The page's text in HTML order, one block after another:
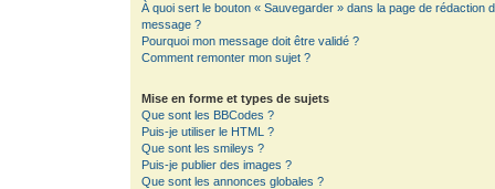
À quoi sert le bouton « Sauvegarder » dans la page de rédaction
message ?
Pourquoi mon message doit être validé ?
Comment remonter mon sujet ?
Mise en forme et types de sujets
Que sont les BBCodes ?
Puis-je utiliser le HTML ?
Que sont les smileys ?
Puis-je publier des images ?
Que sont les annonces globales ?